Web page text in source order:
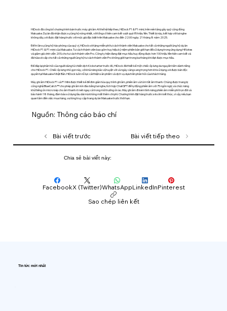
HiDock đã công bố chương trình bán trước máy ghi âm AI thế hệ tiếp theo, HiDock P1 & P1 mini, trên nền tảng gây quỹ cộng đồng
Makuake. Dự án đã nhận được sự ủng hộ nồng nhiệt, với tổng số tiền cam kết vượt quá 95 triệu Yên. Thiết bị này, kết hợp với tai nghe
không dây, sẽ được đặt hàng trước với mức giá đặc biệt trên Makuake cho đến 22:00 ngày 21 tháng 8 năm 2025.
Để tri ân sự ủng hộ hào phóng của quý vị, HiDock sẽ tặng miễn phí tư cách thành viên Makuake cho tất cả những người ủng hộ dự án
HiDock P1 & P1 mini của Makuake. Tư cách thành viên bao gồm huy hiệu kỷ niệm phiên bản giới hạn để sử dụng trong ứng dụng HiNotes
và giảm giá vĩnh viễn 20% cho tư cách thành viên Pro. Công ty hiện đang đặt mục tiêu huy động được hơn 100 triệu Yên tiền cam kết và
đã hứa sẽ cấp cho tất cả những người ủng hộ tư cách thành viên Pro không giới hạn trong ba tháng khi đạt được mục tiêu.
Để đáp lại phản hồi của người dùng từ chiến dịch Kickstarter trước đó, HiDock đã thiết kế một chiếc ốp lưng da nguyên tấm dành riêng
cho HiDock P1. Chiếc ốp lưng nhỏ gọn này, với khả năng bảo vệ tuyệt vời và ngày càng sang trọng hơn khi sử dụng, sẽ được bán độc
quyền tại Makuake Nhật Bản. HiDock luôn nỗ lực cải thiện sản phẩm và dịch vụ dựa trên phản hồi của khách hàng.
Máy ghi âm HiDock P1 và P1 Mini được thiết kế để đơn giản hóa quy trình ghi âm, phiên âm và tóm tắt âm thanh. Chúng được trang bị
công nghệ BlueCatch™ cho phép ghi âm kín đáo bằng tai nghe, tích hợp ChatGPT để tự động phiên âm với 75 ngôn ngữ, và chức năng
khử tiếng ồn micro kép cho âm thanh rõ nét ngay cả trong môi trường ồn ào. Máy ghi âm đi kèm tính năng phiên âm miễn phí trọn đời và
bảo hành 18 tháng, đảm bảo sử dụng lâu dài mà không mất thêm chi phí. Chương trình đặt hàng trước sẽ sớm kết thúc, vì vậy nếu bạn
quan tâm đến việc mua hàng, vui lòng truy cập trang dự án Makuake trước thời hạn.
Nguồn: Thông cáo báo chí
Bài viết trước Bài viết tiếp theo
Chia sẻ bài viết này:
FacebookX (Twitter)WhatsAppLinkedInPinterest
Sao chép liên kết
Tin tức mới nhất